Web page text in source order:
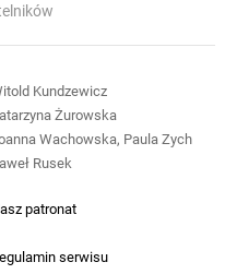
patronat
serwisu
Kundzewicz
Żurowska
Wachowska, Paula Zych
Rusek